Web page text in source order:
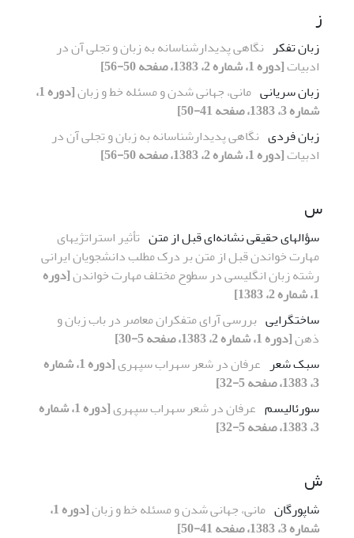
ز
زبان تفکر نگاهی پدیدارشناسانه به زبان و تجلی آن در
ادبیات[دوره 1، شماره 2، 1383، صفحه 50-56]
زبان سریانی مانی، جهانی شدن و مسئله خط و زبان
[دوره 1،
شماره 3، 1383، صفحه 41-50]
زبان فردی نگاهی پدیدارشناسانه به زبان و تجلی آن در
ادبیات[دوره 1، شماره 2، 1383، صفحه 50-56]
س
سؤالهای حقیقی نشانه‌ای قبل از متن تأثیر استراتژیهای
مهارت خواندن قبل از متن بر درک مطلب دانشجویان ایرانی
رشته زبان انگلیسی در سطوح مختلف مهارت خواندن[دوره
1، شماره 2، 1383]
ساختگرایی بررسی آرای متفکران معاصر در باب زبان و
ذهن[دوره 1، شماره 2، 1383، صفحه 5-30]
سبک شعر عرفان در شعر سهراب سپهری
[دوره 1، شماره
3، 1383، صفحه 5-32]
سورئالیسم عرفان در شعر سهراب سپهری
[دوره 1، شماره
3، 1383، صفحه 5-32]
ش
شاپورگان مانی، جهانی شدن و مسئله خط و زبان
[دوره 1،
شماره 3، 1383، صفحه 41-50]